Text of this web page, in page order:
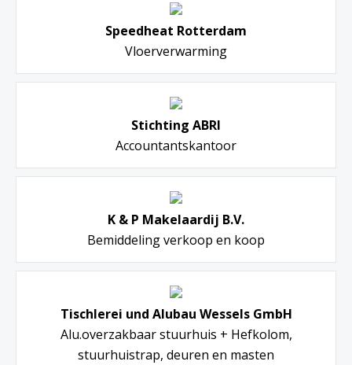
Speedheat Rotterdam
Vloerverwarming
Stichting ABRI
Accountantskantoor
K & P Makelaardij B.V.
Bemiddeling verkoop en koop
Tischlerei und Alubau Wessels GmbH
Alu.overzakbaar stuurhuis + Hefkolom,
stuurhuistrap, deuren en masten